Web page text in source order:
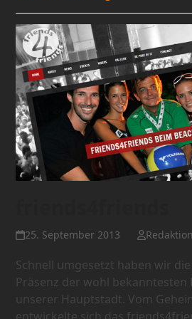
25. September 2013 Redaktion
Schnell umgesetzt haben wir
Präsenz der wohl
unserer Hauptstadt. Vom